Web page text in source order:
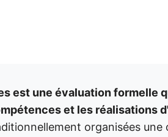
est une évaluation formelle
et les réalisations
organisées une